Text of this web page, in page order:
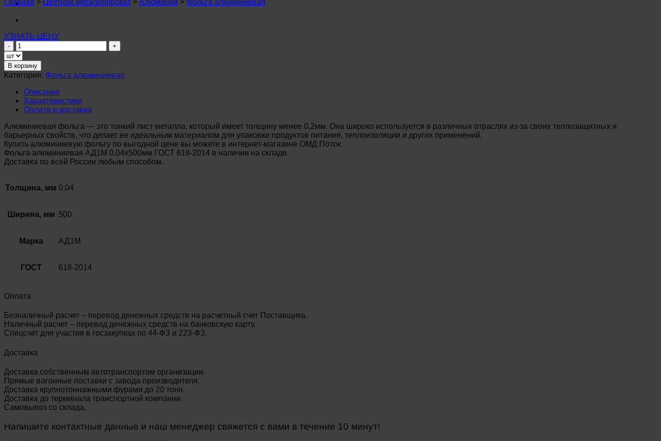
УЗНАТЬ ЦЕНУ
Количество
товара
Фольга
алюминиевая
0,04х500мм
АД1М
ГОСТ
618-
2014
В корзину
Категория: Фольга алюминиевая
Описание
Характеристики
Оплата и доставка
Алюминиевая фольга — это тонкий лист металла, который имеет толщину менее 0,2мм. Она широко используется в различных отраслях из-за своих теплозащитных и
барьерных свойств, что делает ее идеальным материалом для упаковки продуктов питания, теплоизоляции и других применений.
Купить алюминиевую фольгу по выгодной цене вы можете в интернет-магазине ОМД Поток.
Фольга алюминиевая АД1М 0,04х500мм ГОСТ 618-2014 в наличии на складе.
Доставка по всей России любым способом.
Толщина, мм 0,04
Ширина, мм 500
Марка АД1М
ГОСТ 618-2014
Оплата
Безналичный расчет – перевод денежных средств на расчетный счет Поставщика.
Наличный расчет – перевод денежных средств на банковскую карту.
Спецсчет для участия в госзакупках по 44-ФЗ и 223-ФЗ.
Доставка
Доставка собственным автотранспортом организации.
Прямые вагонные поставки с завода-производителя.
Доставка крупнотоннажными фурами до 20 тонн.
Доставка до терминала транспортной компании.
Самовывоз со склада.
Напишите контактные данные и наш менеджер свяжется с вами в течение 10 минут!